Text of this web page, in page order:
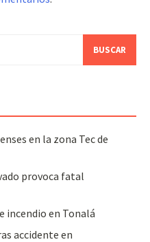
en la zona Tec de
provoca fatal
incendio en Tonalá
accidente en